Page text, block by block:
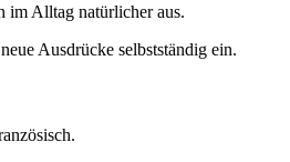
im Alltag natürlicher aus.
Ausdrücke selbstständig ein.